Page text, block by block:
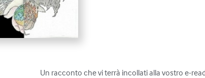
Un racconto che vi terrà incollati alla vostro e-